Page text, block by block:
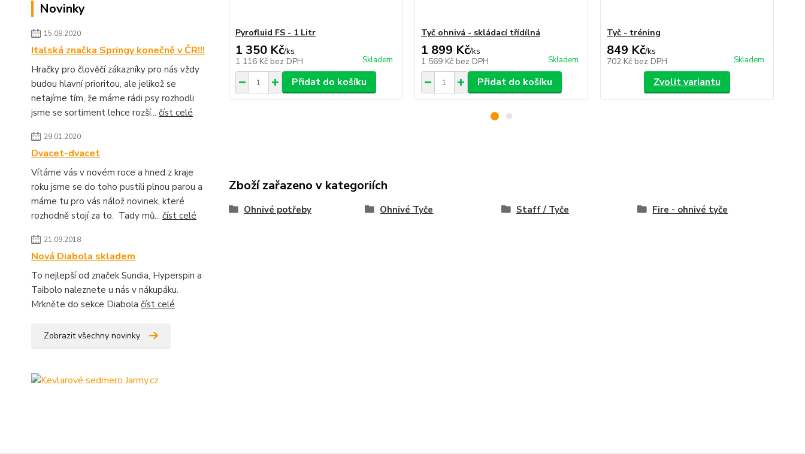
Novinky
15.08.2020
Italská značka Springy konečně v ČR!!!
Hračky pro člověčí zákazníky pro nás vždy
budou hlavní prioritou, ale jelikož se
netajíme tím, že máme rádi psy rozhodli
jsme se sortiment lehce rozší... číst celé
29.01.2020
Dvacet-dvacet
Vítáme vás v novém roce a hned z kraje
roku jsme se do toho pustili plnou parou a
máme tu pro vás nálož novinek, které
rozhodně stojí za to. Tady mů... číst celé
21.09.2018
Nová Diabola skladem
To nejlepší od značek Sundia, Hyperspin a
Taibolo naleznete u nás v nákupáku.
Mrkněte do sekce Diabola číst celé
Zobrazit všechny novinky
Pyrofluid FS - 1 Litr
1 350 Kč/ks
1 116 Kč bez DPH Skladem
Přidat do košíku
Tyč ohnivá - skládací třídílná
1 899 Kč/ks
1 569 Kč bez DPH Skladem
Přidat do košíku
Tyč - tréning
849 Kč/ks
702 Kč bez DPH Skladem
Zvolit variantu
Zboží zařazeno v kategoriích
Ohnivé potřeby Ohnivé Tyče Staff / Tyče Fire - ohnivé tyče